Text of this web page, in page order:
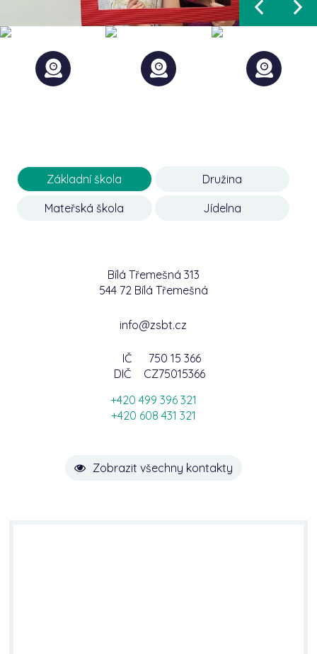
Základní škola Družina
Mateřská škola Jídelna
Bílá Třemešná 313
544 72 Bílá Třemešná
info@zsbt.cz
IČ
750 15 366
DIČ
CZ75015366
+420 499 396 321
+420 608 431 321
Zobrazit všechny kontakty